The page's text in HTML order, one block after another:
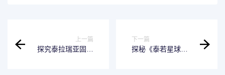
上一篇
探究泰拉瑞亚固化
下一篇
探秘《泰若星球第